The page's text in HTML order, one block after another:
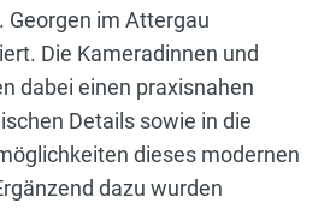
Georgen im Attergau
Die Kameradinnen und
dabei einen praxisnahen
Details sowie in die
dieses modernen
dazu wurden